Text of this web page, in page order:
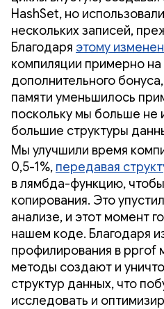
HashSet, но
нескольких записей,
Благодаря этому
компиляции примерно на
дополнительного
памяти уменьшилось
поскольку мы больше не
большие структуры
Мы улучшили время
0,5-1%, передавая
в лямбда-функцию,
копирования. Это
анализе, и этот момент
нашем коде. Благодаря
профилирования в pprof
методы создают и
структур данных, что
исследовать и